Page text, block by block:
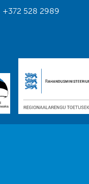
+372 528 2989